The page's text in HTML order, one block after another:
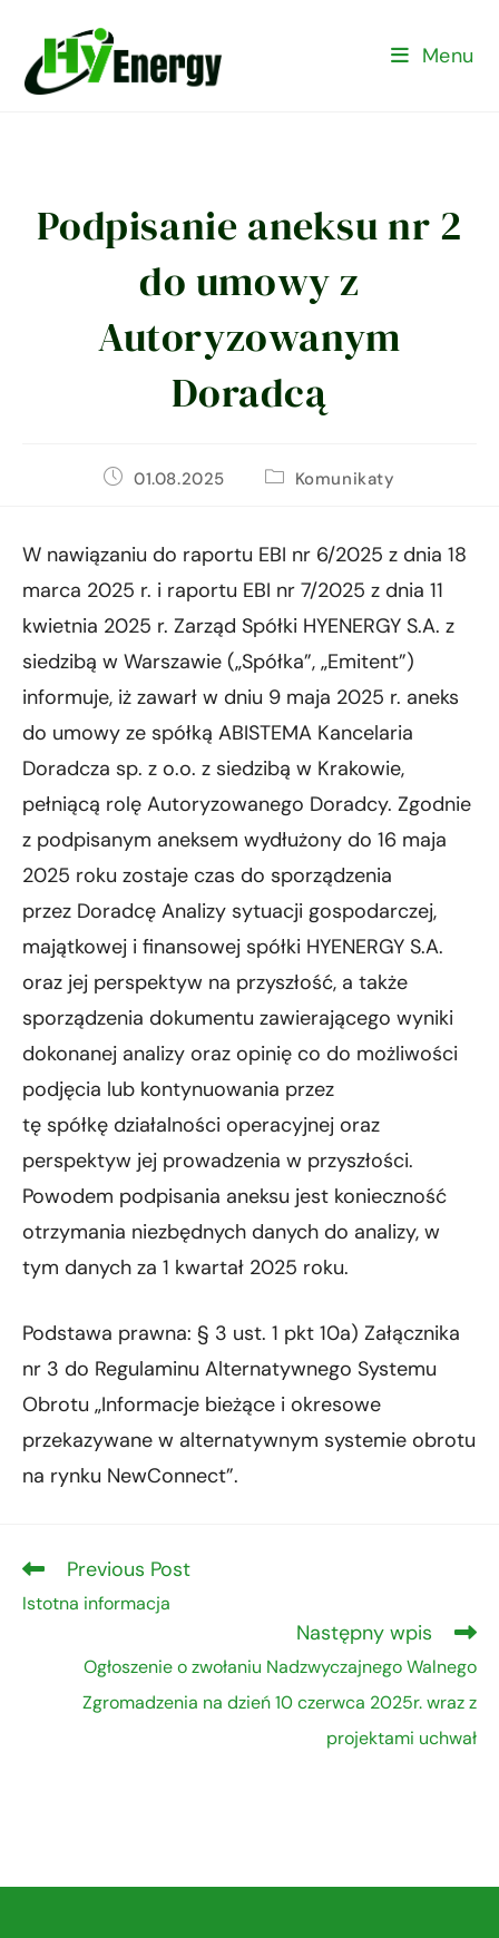
Menu
Podpisanie aneksu nr 2
do umowy z
Autoryzowanym
Doradcą
01.08.2025 Komunikaty
W nawiązaniu do raportu EBI nr 6/2025 z dnia 18
marca 2025 r. i raportu EBI nr 7/2025 z dnia 11
kwietnia 2025 r. Zarząd Spółki HYENERGY S.A. z
siedzibą w Warszawie („Spółka”, „Emitent”)
informuje, iż zawarł w dniu 9 maja 2025 r. aneks
do umowy ze spółką ABISTEMA Kancelaria
Doradcza sp. z o.o. z siedzibą w Krakowie,
pełniącą rolę Autoryzowanego Doradcy. Zgodnie
z podpisanym aneksem wydłużony do 16 maja
2025 roku zostaje czas do sporządzenia
przez Doradcę Analizy sytuacji gospodarczej,
majątkowej i finansowej spółki HYENERGY S.A.
oraz jej perspektyw na przyszłość, a także
sporządzenia dokumentu zawierającego wyniki
dokonanej analizy oraz opinię co do możliwości
podjęcia lub kontynuowania przez
tę spółkę działalności operacyjnej oraz
perspektyw jej prowadzenia w przyszłości.
Powodem podpisania aneksu jest konieczność
otrzymania niezbędnych danych do analizy, w
tym danych za 1 kwartał 2025 roku.
Podstawa prawna: § 3 ust. 1 pkt 10a) Załącznika
nr 3 do Regulaminu Alternatywnego Systemu
Obrotu „Informacje bieżące i okresowe
przekazywane w alternatywnym systemie obrotu
na rynku NewConnect”.
Previous Post
Istotna informacja
Następny wpis
Ogłoszenie o zwołaniu Nadzwyczajnego Walnego
Zgromadzenia na dzień 10 czerwca 2025r. wraz z
projektami uchwał